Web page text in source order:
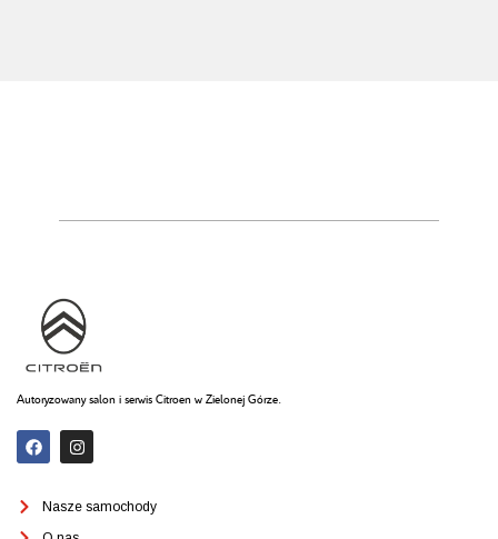
Autoryzowany salon i serwis Citroen w Zielonej Górze.
Nasze samochody